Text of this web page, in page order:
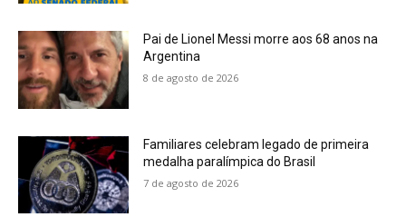
Pai de Lionel Messi morre aos 68 anos na
Argentina
8 de agosto de 2026
Familiares celebram legado de primeira
medalha paralímpica do Brasil
7 de agosto de 2026